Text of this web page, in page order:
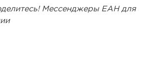
Мессенджеры ЕАН для